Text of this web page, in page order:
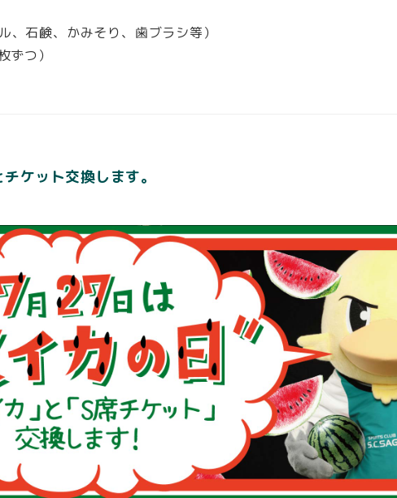
、石鹸、かみそり、歯ブラシ等）
ずつ）
ケット交換します。